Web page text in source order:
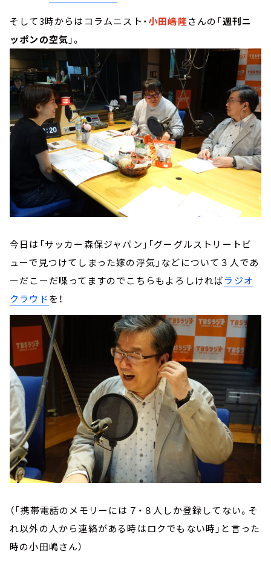
そして3時からはコラムニスト・小田嶋隆さんの「週刊ニ
ッポンの空気 」。
今日は「サッカー森保ジャパン」「グーグルストリートビ
ューで見つけてしまった嫁の浮気」などについて３人であ
ーだこーだ喋ってますのでこちらもよろしければラジオ
クラウドを！
（「携帯電話のメモリーには７・８人しか登録してない。そ
れ以外の人から連絡がある時はロクでもない時」と言った
時の小田嶋さん）